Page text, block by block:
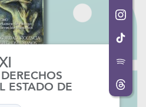
ESTADO DE